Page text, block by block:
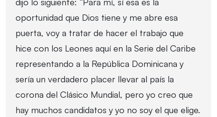
oportunidad que Dios tiene y me abre esa
puerta, voy a tratar de hacer el trabajo que
hice con los Leones aquí en la Serie del Caribe
representando a la República Dominicana y
sería un verdadero placer llevar al país la
corona del Clásico Mundial, pero yo creo que
hay muchos candidatos y yo no soy el que elige.